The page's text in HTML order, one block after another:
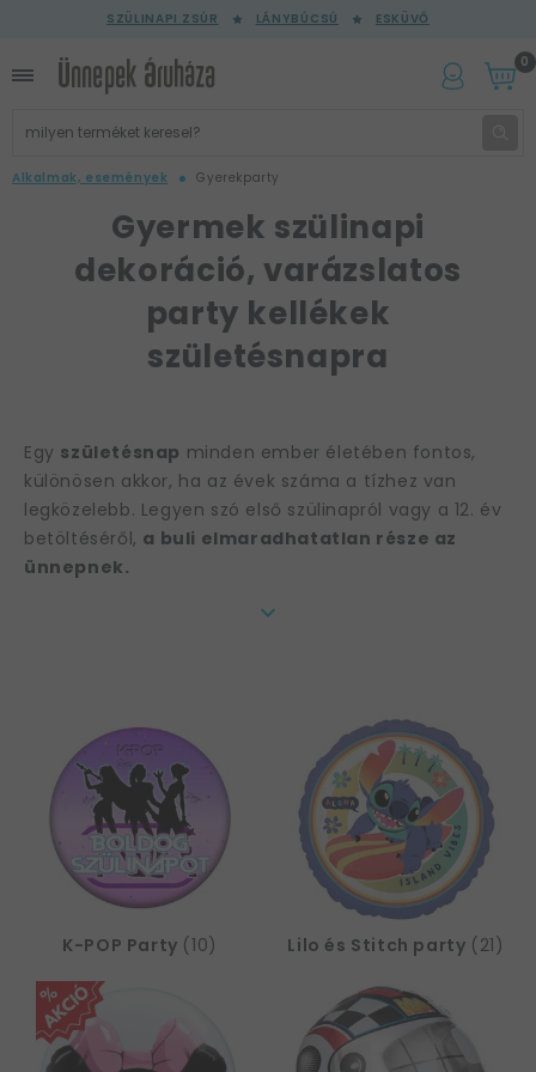
SZÜLINAPI ZSÚR LÁNYBÚCSÚ ESKÜVŐ
0
Alkalmak, események Gyerekparty
Gyermek szülinapi
dekoráció, varázslatos
party kellékek
születésnapra
Egy születésnap minden ember életében fontos,
különösen akkor, ha az évek száma a tízhez van
legközelebb. Legyen szó első szülinapról vagy a 12. év
betöltéséről, a buli elmaradhatatlan része az
ünnepnek.
Ahhoz, hogy a parti igazán nagyot szóljon, és hetekig
Gyerek szülinapi dekoráció – hol kezdd
a válogatást?
Igazán ütős zsúrt szeretnél gyermekednek, ahova
örömmel átjönnek a barátok is? Akkor a gyermek
szülinapi dekorációjának is méltónak kell lennie az
eseményhez, ugyanis
nagyon fontos, hogy kinek
(és a szülei).Nem
könnyű tehát a feladatod.
Ha eddig minden évben fogtad a fejed, mikor
közelgett a nagy nap, nem kell aggódnod, mostantól
nem lesz bonyolult dolog a zsúr megszervezése.
Ittminden hasznos és elengedhetetlen kelléket
K-POP Party (10) Lilo és Stitch party (21)